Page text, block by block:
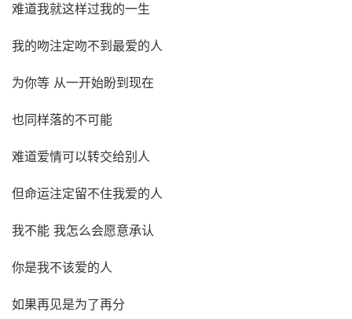
难道我就这样过我的一生
我的吻注定吻不到最爱的人
为你等 从一开始盼到现在
也同样落的不可能
难道爱情可以转交给别人
但命运注定留不住我爱的人
我不能 我怎么会愿意承认
你是我不该爱的人
如果再见是为了再分